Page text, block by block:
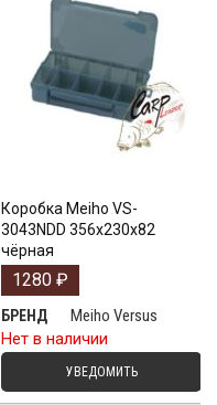
Коробка Meiho VS-
3043NDD 356х230х82
чёрная
1280 ₽
БРЕНД
Meiho Versus
Нет в наличии
УВЕДОМИТЬ